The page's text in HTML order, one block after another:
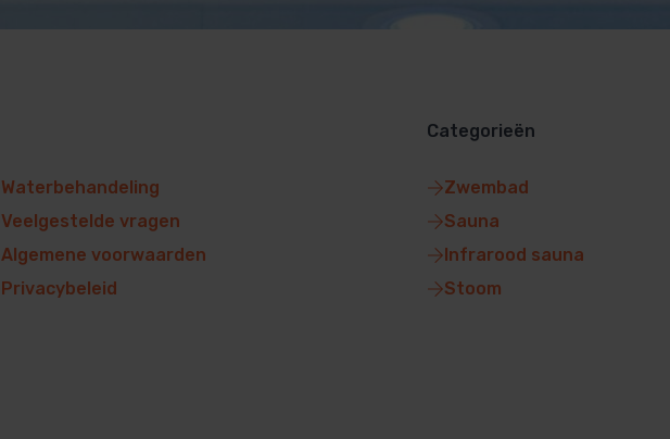
Waterbehandeling
Veelgestelde vragen
Algemene voorwaarden
Privacybeleid
Categorieën
Zwembad
Sauna
Infrarood sauna
Stoom